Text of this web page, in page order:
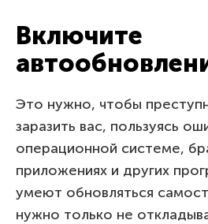
Включите
Это нужно, чтобы
заразить вас, пользуясь
операционной системе,
приложениях и других
умеют обновляться
нужно только не